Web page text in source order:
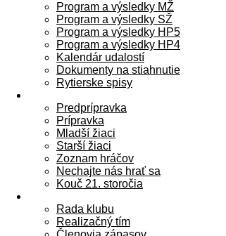
Program a výsledky MŽ
Program a výsledky SŽ
Program a výsledky HP5
Program a výsledky HP4
Kalendár udalostí
Dokumenty na stiahnutie
Rytierske spisy
Predprípravka
Prípravka
Mladší žiaci
Starší žiaci
Zoznam hráčov
Nechajte nás hrať sa
Kouč 21. storočia
Rada klubu
Realizačný tím